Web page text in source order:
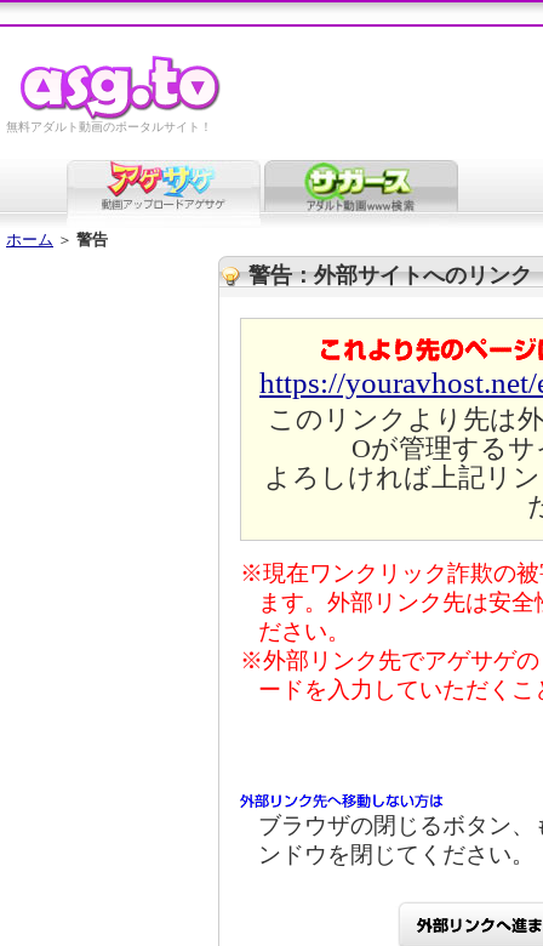
無料アダルト動画のポータルサイト！
ホーム ＞ 警告
警告：外部サイトへのリンク
https://
このリンクより先は
Oが管理する
よろしければ上記リ
※現在ワンクリック詐欺の
ます。外部リンク先は安
ださい。
※外部リンク先でアゲサゲ
ードを入力していただく
ブラウザの閉じるボタン
ンドウを閉じてください。